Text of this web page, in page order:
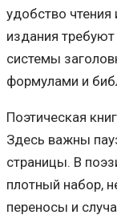
удобство
издания
системы
формулами и
Поэтическая
Здесь важны
страницы. В
плотный набор,
переносы и